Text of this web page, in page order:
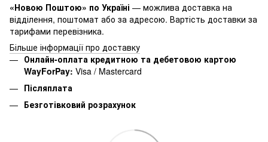
«Новою Поштою» по Україні — можлива доставка на
відділення, поштомат або за адресою. Вартість доставки за
тарифами перевізника.
Більше інформації про доставку
Онлайн-оплата кредитною та дебетовою картою
WayForPay: Visa / Mastercard
Післяплата
Безготівковий розрахунок